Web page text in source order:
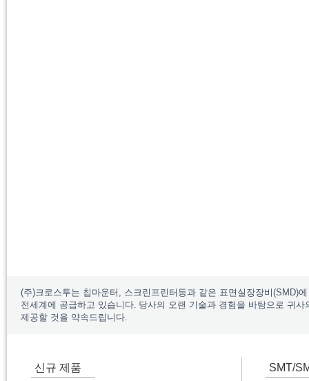
(주)크로스투는 칩마운터, 스크린프린터등과 같은 표면실장장비(SMD)
전세계에 공급하고 있습니다. 당사의 오랜 기술과 경험을 바탕으로 귀
제공할 것을 약속드립니다.
신규 제품 SMT/